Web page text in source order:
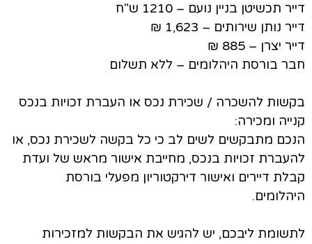
דייר תכשיטן בניין נועם – 1210 ש"ח
דייר נותן שירותים – 1,623 ₪
דייר יצרן – 885 ₪
חבר בורסת היהלומים – ללא תשלום
בקשות להשכרה / שכירת נכס או העברת זכויות בנכס
קנייה ומכירה:
הנכם מתבקשים לשים לב כי כל בקשה לשכירת נכס, או
להעברת זכויות בנכס, מחייבת אישור מראש של ועדת
קבלת דיירים ואישור דירקטוריון מפעלי בורסת
היהלומים.
לתשומת ליבכם, יש להגיש את הבקשות למזכירות